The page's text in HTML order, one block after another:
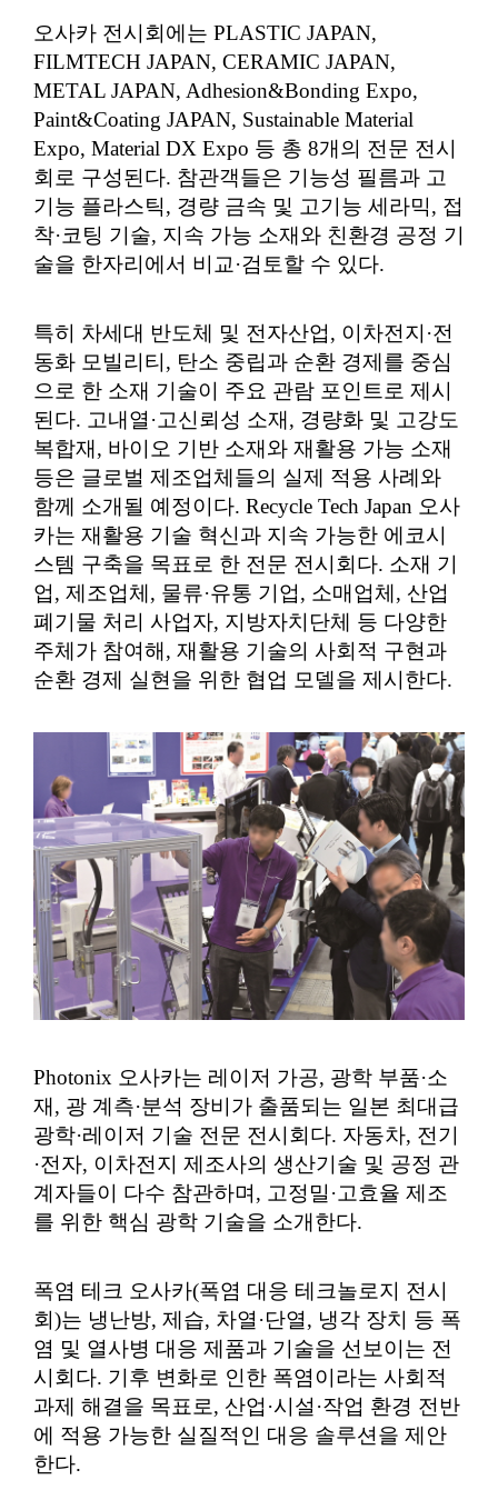
오사카 전시회에는 PLASTIC JAPAN,
FILMTECH JAPAN, CERAMIC JAPAN,
METAL JAPAN, Adhesion&Bonding Expo,
Paint&Coating JAPAN, Sustainable Material
Expo, Material DX Expo 등 총 8개의 전문 전시
회로 구성된다. 참관객들은 기능성 필름과 고
기능 플라스틱, 경량 금속 및 고기능 세라믹, 접
착·코팅 기술, 지속 가능 소재와 친환경 공정 기
술을 한자리에서 비교·검토할 수 있다.
특히 차세대 반도체 및 전자산업, 이차전지·전
동화 모빌리티, 탄소 중립과 순환 경제를 중심
으로 한 소재 기술이 주요 관람 포인트로 제시
된다. 고내열·고신뢰성 소재, 경량화 및 고강도
복합재, 바이오 기반 소재와 재활용 가능 소재
등은 글로벌 제조업체들의 실제 적용 사례와
함께 소개될 예정이다. Recycle Tech Japan 오사
카는 재활용 기술 혁신과 지속 가능한 에코시
스템 구축을 목표로 한 전문 전시회다. 소재 기
업, 제조업체, 물류·유통 기업, 소매업체, 산업
폐기물 처리 사업자, 지방자치단체 등 다양한
주체가 참여해, 재활용 기술의 사회적 구현과
순환 경제 실현을 위한 협업 모델을 제시한다.
Photonix 오사카는 레이저 가공, 광학 부품·소
재, 광 계측·분석 장비가 출품되는 일본 최대급
광학·레이저 기술 전문 전시회다. 자동차, 전기
·전자, 이차전지 제조사의 생산기술 및 공정 관
계자들이 다수 참관하며, 고정밀·고효율 제조
를 위한 핵심 광학 기술을 소개한다.
폭염 테크 오사카(폭염 대응 테크놀로지 전시
회)는 냉난방, 제습, 차열·단열, 냉각 장치 등 폭
염 및 열사병 대응 제품과 기술을 선보이는 전
시회다. 기후 변화로 인한 폭염이라는 사회적
과제 해결을 목표로, 산업·시설·작업 환경 전반
에 적용 가능한 실질적인 대응 솔루션을 제안
한다.